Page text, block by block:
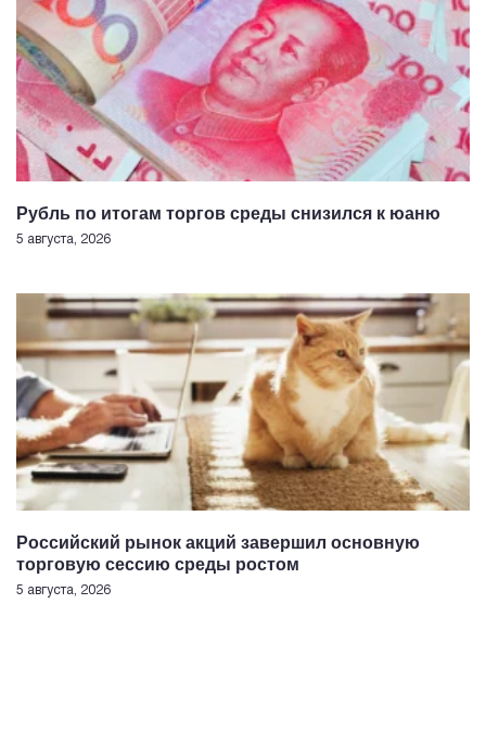
Рубль по итогам торгов среды снизился к юаню
5 августа, 2026
Российский рынок акций завершил основную
торговую сессию среды ростом
5 августа, 2026